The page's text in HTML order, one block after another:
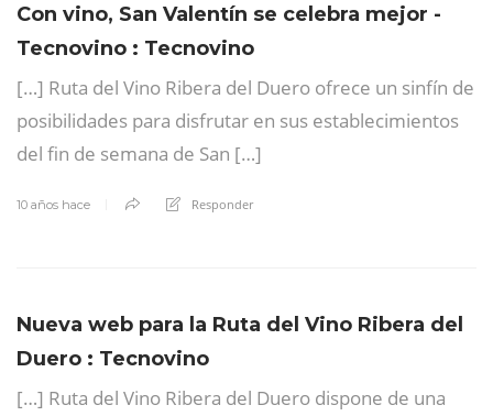
Con vino, San Valentín se celebra mejor -
Tecnovino : Tecnovino
[…] Ruta del Vino Ribera del Duero ofrece un sinfín de
posibilidades para disfrutar en sus establecimientos
del fin de semana de San […]
10 años hace Responder
Nueva web para la Ruta del Vino Ribera del
Duero : Tecnovino
[…] Ruta del Vino Ribera del Duero dispone de una